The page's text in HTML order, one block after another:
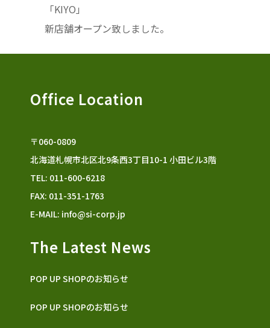
「KIYO」
新店舗オープン致しました。
Office Location
〒060-0809
北海道札幌市北区北9条西3丁目10-1 小田ビル3階
TEL: 011-600-6218
FAX: 011-351-1763
E-MAIL: info@si-corp.jp
The Latest News
POP UP SHOPのお知らせ
POP UP SHOPのお知らせ